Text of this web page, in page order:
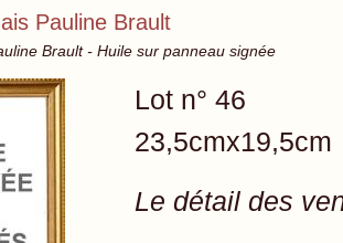
Pauline Brault
Brault - Huile sur panneau signée
Lot n° 46
23,5cmx19,5cm
Le détail des